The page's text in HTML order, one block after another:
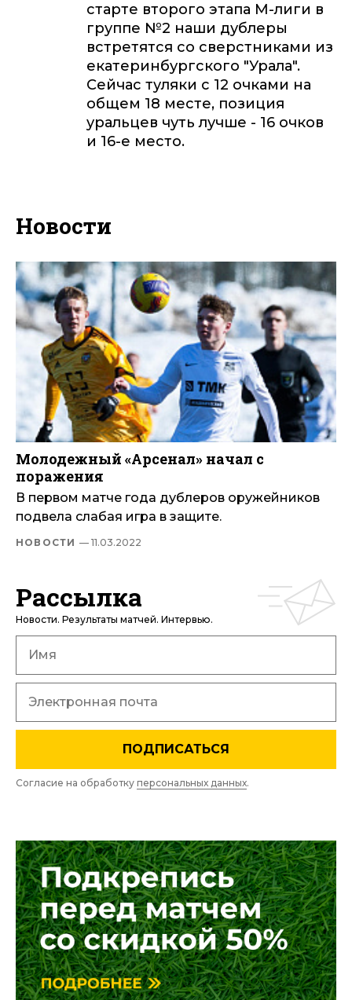
старте второго этапа М-лиги в
группе №2 наши дублеры
встретятся со сверстниками из
екатеринбургского "Урала".
Сейчас туляки с 12 очками на
общем 18 месте, позиция
уральцев чуть лучше - 16 очков
и 16-е место.
Новости
Молодежный «Арсенал» начал с
поражения
В первом матче года дублеров оружейников
подвела слабая игра в защите.
НОВОСТИ — 11.03.2022
Рассылка
Новости. Результаты матчей. Интервью.
ПОДПИСАТЬСЯ
Согласие на обработку персональных данных.